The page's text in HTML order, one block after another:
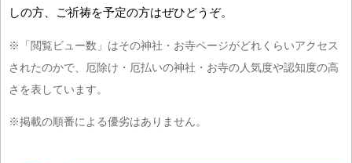
しの方、ご祈祷を予定の方はぜひどうぞ。
※「閲覧ビュー数」はその神社・お寺ページがどれくらいアクセス
されたのかで、厄除け・厄払いの神社・お寺の人気度や認知度の高
さを表しています。
※掲載の順番による優劣はありません。